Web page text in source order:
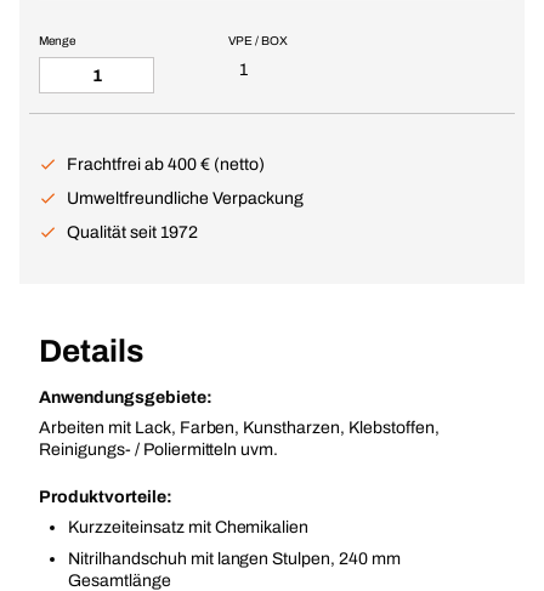
VPE / BOX
1
Menge
Frachtfrei ab 400 € (netto)
Umweltfreundliche Verpackung
Qualität seit 1972
Details
Anwendungsgebiete:
Arbeiten mit Lack, Farben, Kunstharzen, Klebstoffen,
Reinigungs- / Poliermitteln uvm.
Produktvorteile:
Kurzzeiteinsatz mit Chemikalien
Nitrilhandschuh mit langen Stulpen, 240 mm
Gesamtlänge